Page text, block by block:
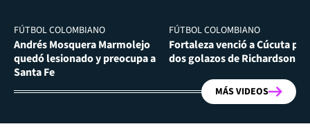
FÚTBOL COLOMBIANO
Andrés Mosquera Marmolejo
quedó lesionado y preocupa a
Santa Fe
FÚTBOL COLOMBIANO
Fortaleza venció a Cúcuta por
dos golazos de Richardson
MÁS VIDEOS